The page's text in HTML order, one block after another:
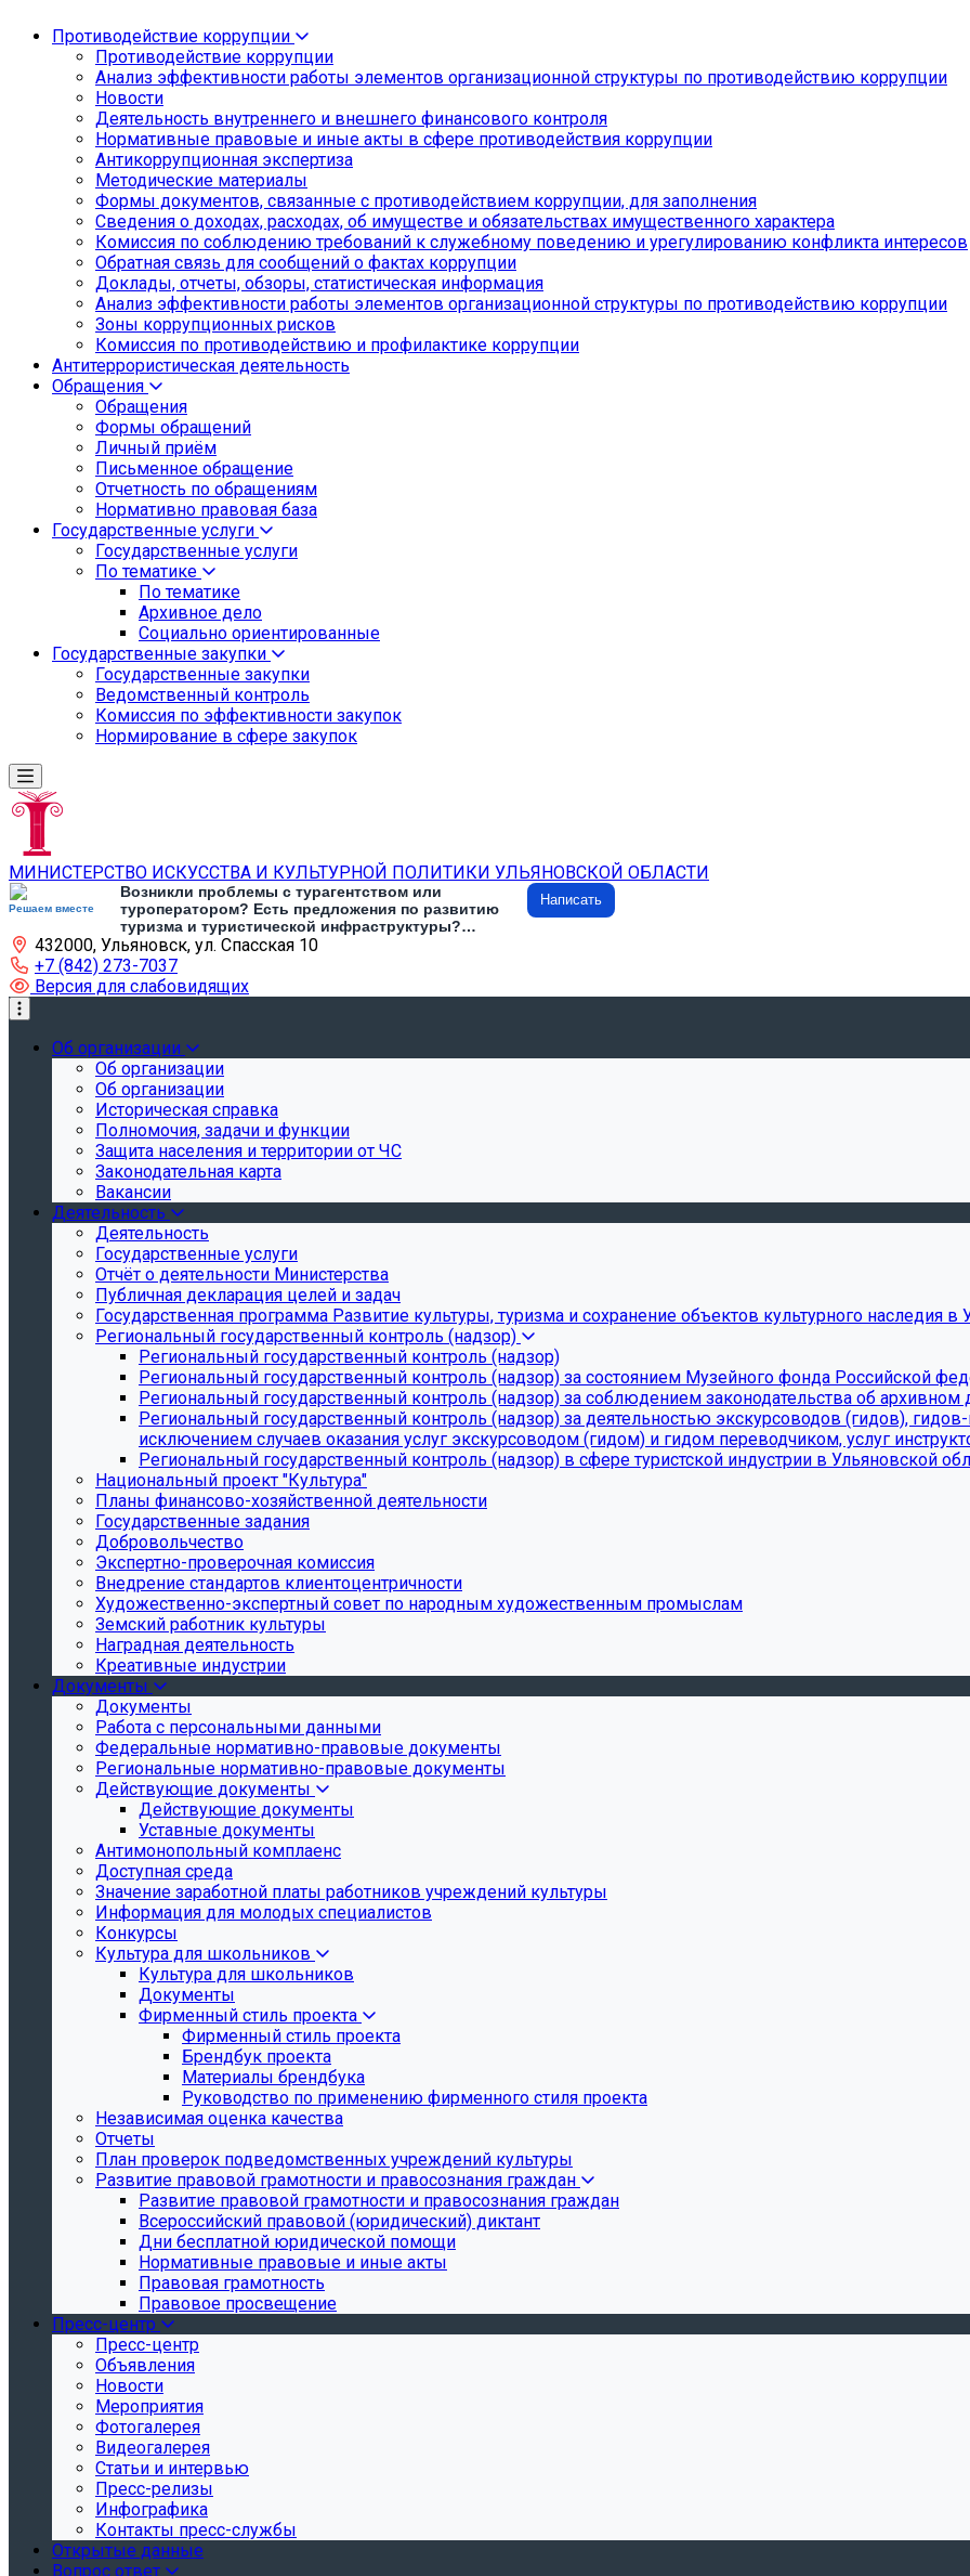
Противодействие коррупции
Противодействие коррупции
Анализ эффективности работы элементов организационной структуры по противодействию коррупции
Новости
Деятельность внутреннего и внешнего финансового контроля
Нормативные правовые и иные акты в сфере противодействия коррупции
Антикоррупционная экспертиза
Методические материалы
Формы документов, связанные с противодействием коррупции, для заполнения
Сведения о доходах, расходах, об имуществе и обязательствах имущественного характера
Комиссия по соблюдению требований к служебному поведению и урегулированию конфликта интересов
Обратная связь для сообщений о фактах коррупции
Доклады, отчеты, обзоры, статистическая информация
Анализ эффективности работы элементов организационной структуры по противодействию коррупции
Зоны коррупционных рисков
Комиссия по противодействию и профилактике коррупции
Антитеррористическая деятельность
Обращения
Обращения
Формы обращений
Личный приём
Письменное обращение
Отчетность по обращениям
Нормативно правовая база
Государственные услуги
Государственные услуги
По тематике
По тематике
Архивное дело
Социально ориентированные
Государственные закупки
Государственные закупки
Ведомственный контроль
Комиссия по эффективности закупок
Нормирование в сфере закупок
МИНИСТЕРСТВО ИСКУССТВА И КУЛЬТУРНОЙ ПОЛИТИКИ УЛЬЯНОВСКОЙ ОБЛАСТИ
Решаем вместе
Возникли проблемы с турагентством или
туроператором? Есть предложения по развитию
туризма и туристической инфраструктуры?
Напишите об этом
Написать
432000, Ульяновск, ул. Спасская 10
+7 (842) 273-7037
Версия для слабовидящих
Об организации
Об организации
Об организации
Историческая справка
Полномочия, задачи и функции
Защита населения и территории от ЧС
Законодательная карта
Вакансии
Деятельность
Деятельность
Государственные услуги
Отчёт о деятельности Министерства
Публичная декларация целей и задач
Государственная программа Развитие культуры, туризма и сохранение объектов культурного наследия в
Региональный государственный контроль (надзор)
Региональный государственный контроль (надзор)
Региональный государственный контроль (надзор) за состоянием Музейного фонда Российской
Региональный государственный контроль (надзор) за соблюдением законодательства об архивном
Региональный государственный контроль (надзор) за деятельностью экскурсоводов (гидов),
исключением случаев оказания услуг экскурсоводом (гидом) и гидом переводчиком, услуг
Региональный государственный контроль (надзор) в сфере туристской индустрии в Ульяновской
Национальный проект "Культура"
Планы финансово-хозяйственной деятельности
Государственные задания
Добровольчество
Экспертно-проверочная комиссия
Внедрение стандартов клиентоцентричности
Художественно-экспертный совет по народным художественным промыслам
Земский работник культуры
Наградная деятельность
Креативные индустрии
Документы
Документы
Работа с персональными данными
Федеральные нормативно-правовые документы
Региональные нормативно-правовые документы
Действующие документы
Действующие документы
Уставные документы
Антимонопольный комплаенс
Доступная среда
Значение заработной платы работников учреждений культуры
Информация для молодых специалистов
Конкурсы
Культура для школьников
Культура для школьников
Документы
Фирменный стиль проекта
Фирменный стиль проекта
Брендбук проекта
Материалы брендбука
Руководство по применению фирменного стиля проекта
Независимая оценка качества
Отчеты
План проверок подведомственных учреждений культуры
Развитие правовой грамотности и правосознания граждан
Развитие правовой грамотности и правосознания граждан
Всероссийский правовой (юридический) диктант
Дни бесплатной юридической помощи
Нормативные правовые и иные акты
Правовая грамотность
Правовое просвещение
Пресс-центр
Пресс-центр
Объявления
Новости
Мероприятия
Фотогалерея
Видеогалерея
Статьи и интервью
Пресс-релизы
Инфографика
Контакты пресс-службы
Открытые данные
Вопрос ответ